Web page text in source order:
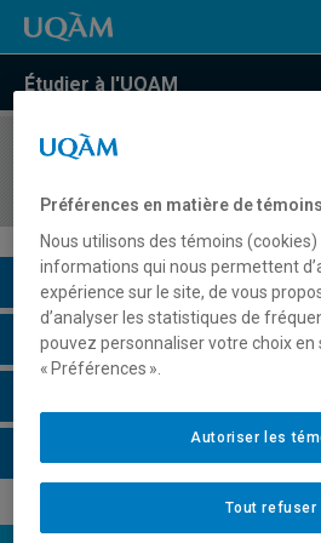
Étudier à l'UQAM
COURS//
Description du cours
Horaire - Été 2026
Préférences en matière de témoins
Nous utilisons des témoins
informations qui nous permettent
expérience sur le site, de vous
d’analyser les statistiques de
pouvez personnaliser votre choix
« Préférences ».
Tout refuser
Autoriser les